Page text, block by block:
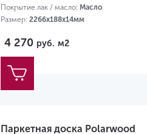
Покрытие лак / масло: Масло
Размер: 2266х188х14мм
4 270 руб. м2
Паркетная доска Polarwood